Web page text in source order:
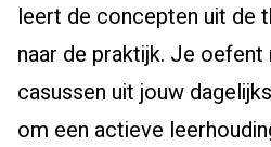
leert de concepten uit de
naar de praktijk. Je
casussen uit jouw
om een actieve